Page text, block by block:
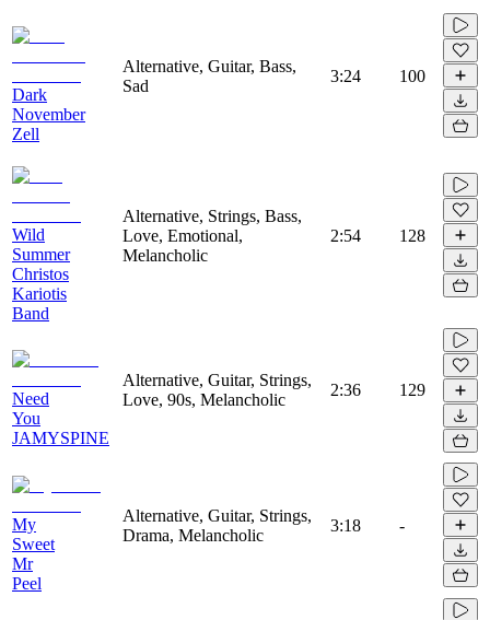
Dark
November
Zell
Alternative, Guitar, Bass,
Sad
3:24 100
Wild
Summer
Christos
Kariotis
Band
Alternative, Strings, Bass,
Love, Emotional,
Melancholic
2:54 128
Need
You
JAMYSPINE
Alternative, Guitar, Strings,
Love, 90s, Melancholic
2:36 129
My
Sweet
Mr
Peel
Alternative, Guitar, Strings,
Drama, Melancholic
3:18 -